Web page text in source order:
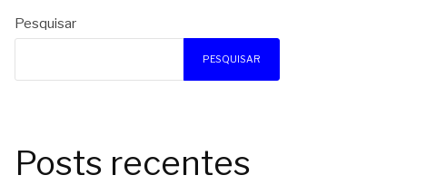
Pesquisar
PESQUISAR
Posts recentes